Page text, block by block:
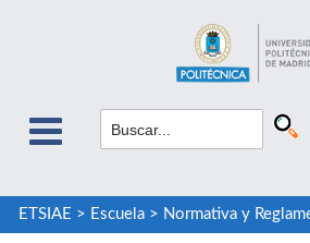
ETSIAE > Escuela> Normativa y